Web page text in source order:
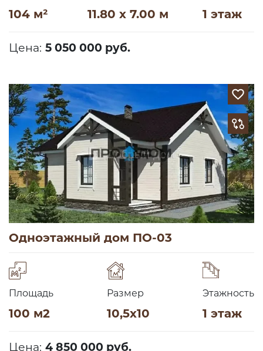
104 м² 11.80 x 7.00 м 1 этаж
Цена: 5 050 000 руб.
Одноэтажный дом ПО-03
Площадь
100 м2
Размер
10,5х10
Этажность
1 этаж
Цена: 4 850 000 руб.